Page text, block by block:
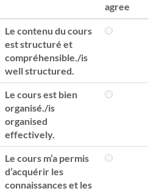
agree
Le contenu du cours
est structuré et
compréhensible./is
well structured.
Le cours est bien
organisé./is
organised
effectively.
Le cours m’a permis
d’acquérir les
connaissances et les